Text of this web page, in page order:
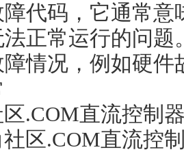
代码，它通常
常运行的问题
情况，例如硬件
.COM直流控制
区.COM直流控制